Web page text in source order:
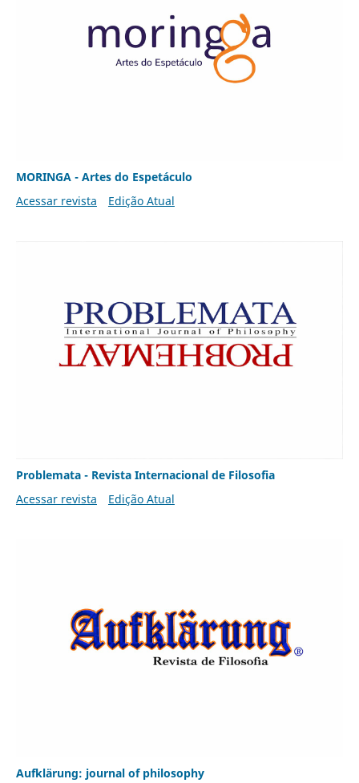
MORINGA - Artes do Espetáculo
Acessar revista
Edição Atual
Problemata - Revista Internacional de Filosofia
Acessar revista
Edição Atual
Aufklärung: journal of philosophy